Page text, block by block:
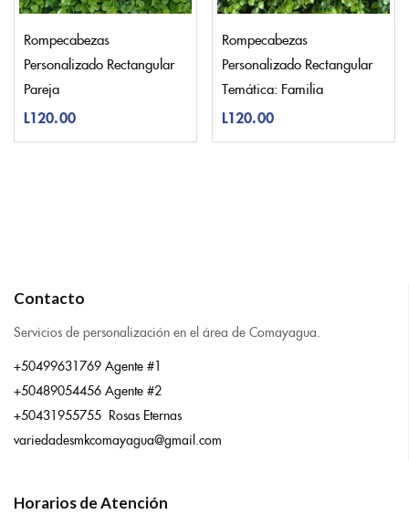
Rompecabezas
Personalizado Rectangular
Pareja
L120.00
Rompecabezas
Personalizado Rectangular
Temática: Familia
L120.00
Contacto
Servicios de personalización en el área de Comayagua.
+50499631769 Agente #1
+50489054456 Agente #2
+50431955755 Rosas Eternas
variedadesmkcomayagua@gmail.com
Horarios de Atención